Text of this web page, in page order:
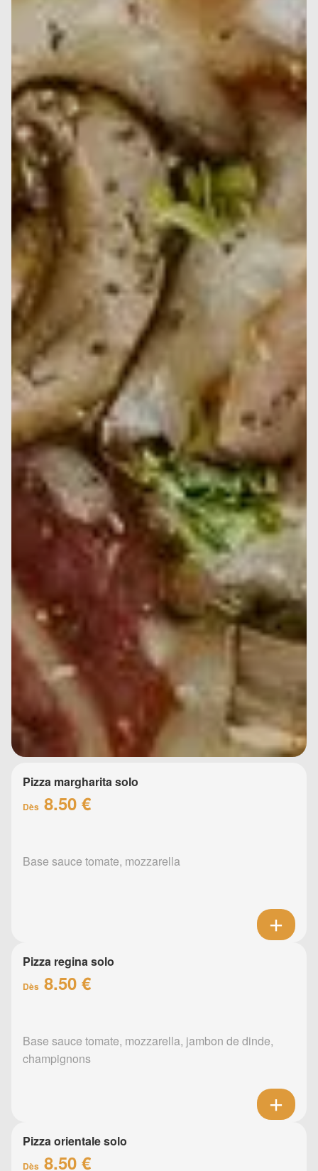
Pizza margharita solo
Dès 8.50 €
Base sauce tomate, mozzarella
Pizza regina solo
Dès 8.50 €
Base sauce tomate, mozzarella, jambon de dinde,
champignons
Pizza orientale solo
Dès 8.50 €